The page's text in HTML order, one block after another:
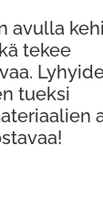
avulla
tekee
tueksi